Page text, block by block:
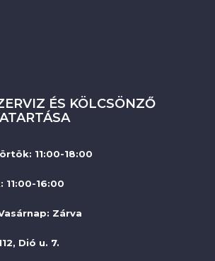
ÉS KÖLCSÖNZŐ
11:00-18:00
11:00-16:00
: Zárva
Dió u. 7.